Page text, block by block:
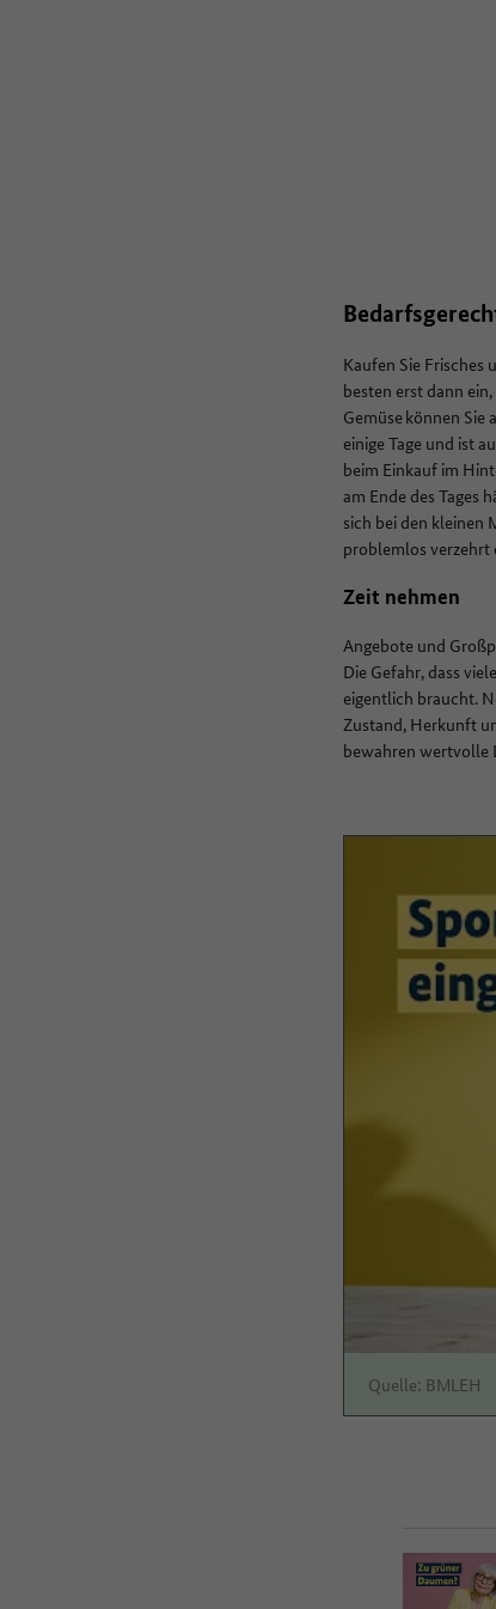
Kaufen Sie Frisches
besten erst dann
Gemüse können Sie
einige Tage und ist
beim Einkauf im
am Ende des Tages
sich bei den kleinen
problemlos
Zeit nehmen
Angebote und
Die Gefahr, dass
eigentlich braucht.
Zustand, Herkunft
bewahren wertvolle
Quelle: BMLEH